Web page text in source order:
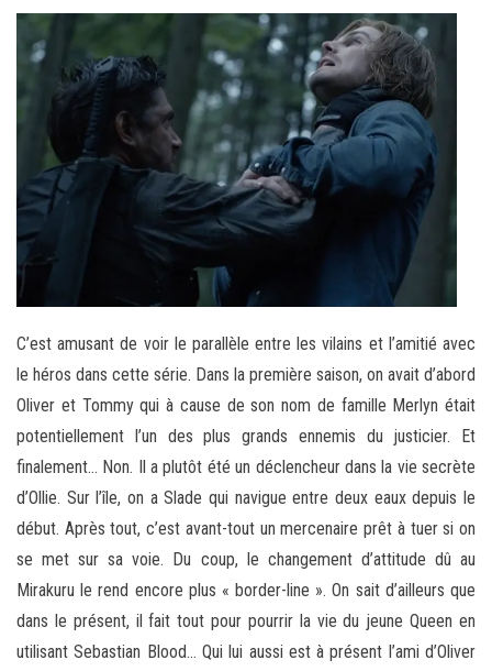
C’est amusant de voir le parallèle entre les vilains et l’amitié avec
le héros dans cette série. Dans la première saison, on avait d’abord
Oliver et Tommy qui à cause de son nom de famille Merlyn était
potentiellement l’un des plus grands ennemis du justicier. Et
finalement… Non. Il a plutôt été un déclencheur dans la vie secrète
d’Ollie. Sur l’île, on a Slade qui navigue entre deux eaux depuis le
début. Après tout, c’est avant-tout un mercenaire prêt à tuer si on
se met sur sa voie. Du coup, le changement d’attitude dû au
Mirakuru le rend encore plus « border-line ». On sait d’ailleurs que
dans le présent, il fait tout pour pourrir la vie du jeune Queen en
utilisant Sebastian Blood… Qui lui aussi est à présent l’ami d’Oliver